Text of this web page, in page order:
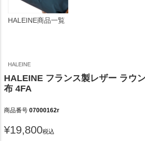
HALEINE商品一覧
HALEINE
HALEINE フランス製レザー ラウ
布 4FA
商品番号 07000162r
¥19,800税込